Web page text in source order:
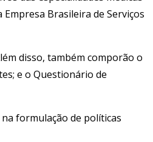
Brasileira de Serviços
disso, também comporão o
e o Questionário de
formulação de políticas